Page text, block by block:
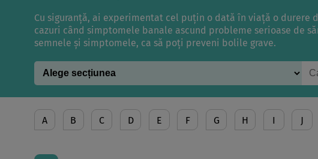
Cu siguranţă, ai experimentat cel puţin o dată în viaţă o durere
cazuri când simptomele banale ascund probleme serioase de
semnele şi simptomele, ca să poţi preveni bolile grave.
A B C D E F G H I J